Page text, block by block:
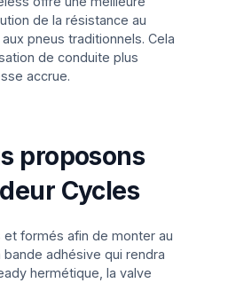
de la résistance au
pneus traditionnels. Cela
de conduite plus
accrue.
proposons
Cycles
formés afin de monter au
adhésive qui rendra
hermétique, la valve